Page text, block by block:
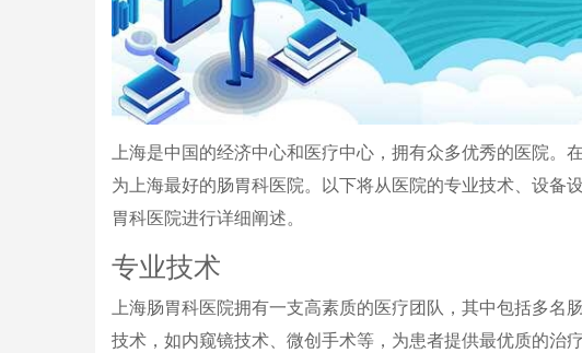
上海是中国的经济中心和医疗中心，拥有众多优秀的医院。
为上海最好的肠胃科医院。以下将从医院的专业技术、设备
胃科医院进行详细阐述。
专业技术
上海肠胃科医院拥有一支高素质的医疗团队，其中包括多名
技术，如内窥镜技术、微创手术等，为患者提供最优质的治